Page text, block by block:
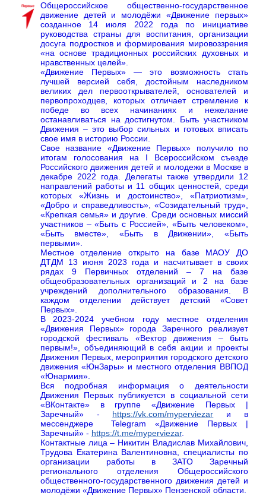
Общероссийское общественно-государственное
движение детей и молодёжи «Движение первых»
созданное 14 июля 2022 года по инициативе
руководства страны для воспитания, организации
досуга подростков и формирования мировоззрения
«на основе традиционных российских духовных и
нравственных целей».
«Движение Первых» — это возможность стать
лучшей версией себя, достойным наследником
великих дел первооткрывателей, основателей и
первопроходцев, которых отличает стремление к
победе во всех начинаниях и нежелание
останавливаться на достигнутом. Быть участником
Движения – это выбор сильных и готовых вписать
свое имя в историю России.
Свое название «Движение Первых» получило по
итогам голосования на I Всероссийском съезде
Российского движения детей и молодежи в Москве в
декабре 2022 года. Делегаты также утвердили 12
направлений работы и 11 общих ценностей, среди
которых «Жизнь и достоинство», «Патриотизм»,
«Добро и справедливость», «Созидательный труд»,
«Крепкая семья» и другие. Среди основных миссий
участников – «Быть с Россией», «Быть человеком»,
«Быть вместе», «Быть в Движении», «Быть
первыми».
Местное отделение открыто на базе МАОУ ДО
ДТДМ 13 июня 2023 года и насчитывает в своих
рядах 9 Первичных отделений – 7 на базе
общеобразовательных организаций и 2 на базе
учреждений дополнительного образования. В
каждом отделении действует детский «Совет
Первых».
В 2023-2024 учебном году местное отделения
«Движения Первых» города Заречного реализует
городской фестиваль «Вектор движения – быть
первым!», объединяющий в себя акции и проекты
Движения Первых, мероприятия городского детского
движения «ЮнЗары» и местного отделения ВВПОД
«Юнармия».
Вся подробная информация о деятельности
Движения Первых публикуется в социальной сети
«ВКонтакте» в группе «Движение Первых |
Заречный» - https://vk.com/myperviezar и в
мессенджере Telegram «Движение Первых |
Заречный» - https://t.me/myperviezar.
Контактные лица – Никитин Владислав Михайлович,
Трудова Екатерина Валентиновна, специалисты по
организации работы в ЗАТО Заречный
регионального отделения Общероссийского
общественного-государственного движения детей и
молодёжи «Движение Первых» Пензенской области.